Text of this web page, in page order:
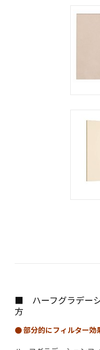
■ ハーフグラデー
方
● 部分的にフィルター効